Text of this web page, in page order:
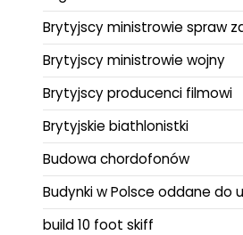
Brytyjscy ministrowie spraw
Brytyjscy ministrowie wojny
Brytyjscy producenci filmowi
Brytyjskie biathlonistki
Budowa chordofonów
Budynki w Polsce oddane do
build 10 foot skiff